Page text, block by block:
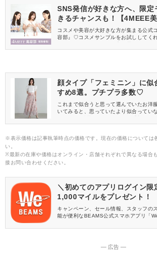
今回は、女性らしい華やかさが魅力の“フ
の髪型をご紹介します。
SNS発信が好きな方へ、限定
きるチャンスも！【4MEEE
中
コスメや美容が大好きな方が集まる公式
容部』♡コスメサンプルをお試ししてく
顔タイプ「フェミニン」に似
すめ8選。プチプラ多数♡
これまで似合うと思って選んでいたお洋
いてみると、思っていたより似合って
と自分に似合うアイテムやブランドを知
つかるブランドをピックアップしてご紹
※表示価格は記事執筆時点の価格です。現在の価格については
い。
※最新の在庫や価格はオンライン・店舗それぞれで異なる場合
接お問い合わせください。
＼初めてのアプリログイン限
1,000マイルをプレゼント！
キャンペーン、セール情報、スタッフの
能が便利なBEAMS公式スマホアプリ「
― 広告 ―